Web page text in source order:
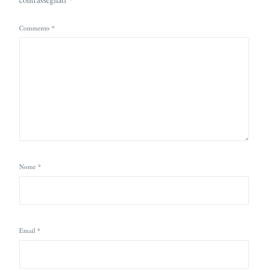
Commento *
Nome *
Email *